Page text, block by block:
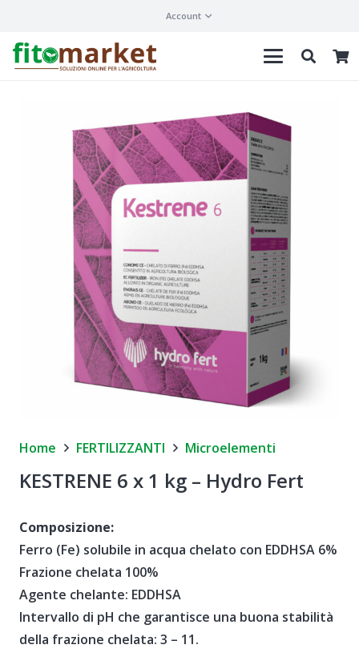
Account
Home FERTILIZZANTI Microelementi
KESTRENE 6 x 1 kg – Hydro Fert
Composizione:
Ferro (Fe) solubile in acqua chelato con EDDHSA 6%
Frazione chelata 100%
Agente chelante: EDDHSA
Intervallo di pH che garantisce una buona stabilità
della frazione chelata: 3 – 11.